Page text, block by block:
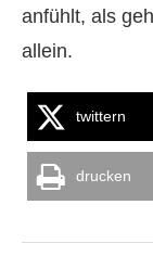
anfühlt, als
allein.
twittern
drucken